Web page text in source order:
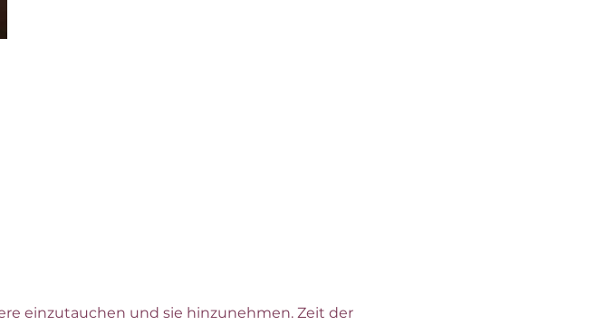
einzutauchen und sie hinzunehmen. Zeit der